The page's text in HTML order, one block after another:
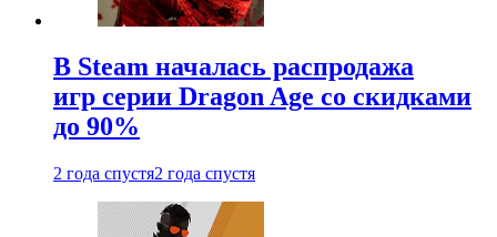
В Steam началась распродажа
игр серии Dragon Age со скидками
до 90%
2 года спустя2 года спустя